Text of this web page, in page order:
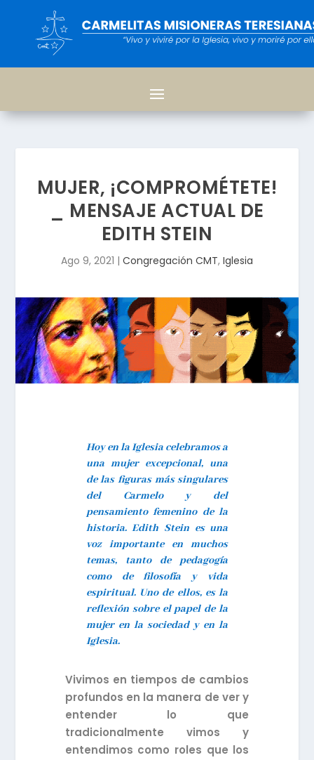
MUJER, ¡COMPROMÉTETE!
_ MENSAJE ACTUAL DE
EDITH STEIN
Ago 9, 2021 | Congregación CMT, Iglesia
Hoy en la Iglesia celebramos a
una mujer excepcional, una
de las figuras más singulares
del Carmelo y del
pensamiento femenino de la
historia. Edith Stein es una
voz importante en muchos
temas, tanto de pedagogía
como de filosofía y vida
espiritual. Uno de ellos, es la
reflexión sobre el papel de la
mujer en la sociedad y en la
Iglesia.
Vivimos en tiempos de cambios
profundos en la manera de ver y
entender lo que
tradicionalmente vimos y
entendimos como roles que los